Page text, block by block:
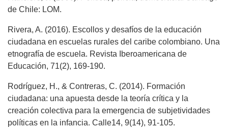
de Chile: LOM.
Rivera, A. (2016). Escollos y desafíos de la educación
ciudadana en escuelas rurales del caribe colombiano. Una
etnografía de escuela. Revista Iberoamericana de
Educación, 71(2), 169-190.
Rodríguez, H., & Contreras, C. (2014). Formación
ciudadana: una apuesta desde la teoría crítica y la
creación colectiva para la emergencia de subjetividades
políticas en la infancia. Calle14, 9(14), 91-105.